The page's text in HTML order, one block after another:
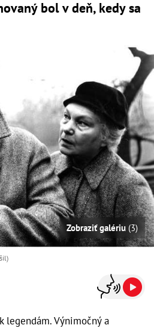
bol v deň, kedy sa
Zobraziť galériu (3)
legendám. Výnimočný a